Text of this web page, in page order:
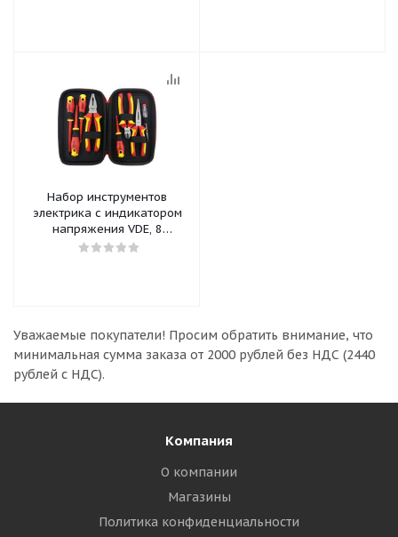
Набор инструментов
электрика с индикатором
напряжения VDE, 8
предметов YATO
Уважаемые покупатели! Просим обратить внимание, что
минимальная сумма заказа от 2000 рублей без НДС (2440
рублей с НДС).
Компания
О компании
Магазины
Политика конфиденциальности